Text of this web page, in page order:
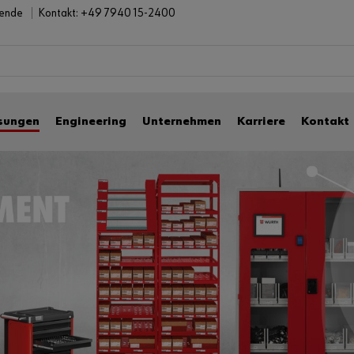
Kontakt: +49 7940 15-2400
Engineering Unternehmen Karriere Kontakt